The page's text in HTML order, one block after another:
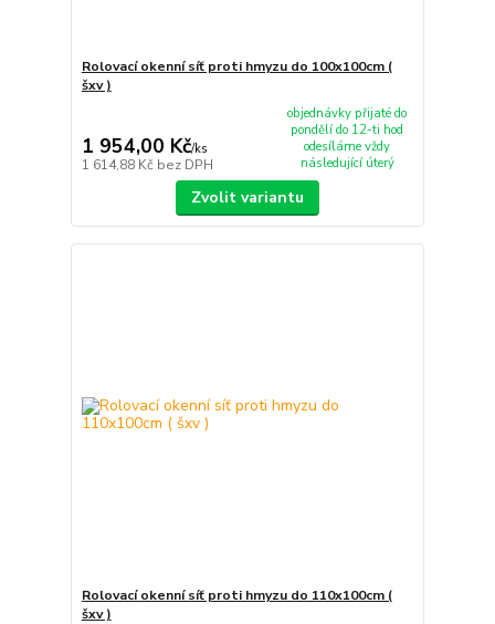
Rolovací okenní síť proti hmyzu do 100x100cm (
šxv )
1 954,00 Kč/ks
1 614,88 Kč bez DPH
objednávky přijaté do
pondělí do 12-ti hod
odesíláme vždy
následující úterý
Zvolit variantu
Rolovací okenní síť proti hmyzu do 110x100cm (
šxv )